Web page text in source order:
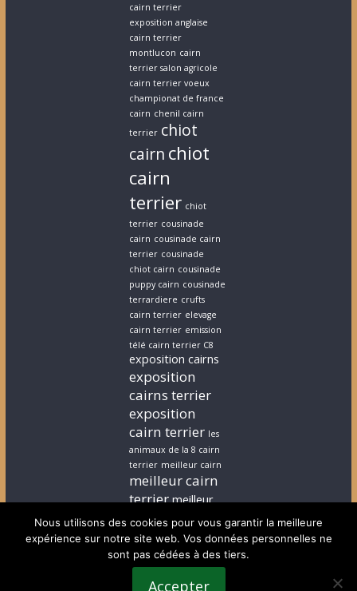
cairn terrier
exposition anglaise
cairn terrier
montlucon cairn
terrier salon agricole
cairn terrier voeux
championat de france
cairn chenil cairn
terrier chiot
cairn chiot
cairn
terrier chiot
terrier cousinade
cairn cousinade cairn
terrier cousinade
chiot cairn cousinade
puppy cairn cousinade
terrardiere crufts
cairn terrier elevage
cairn terrier emission
télé cairn terrier C8
exposition cairns
exposition
cairns terrier
exposition
cairn terrier les
animaux de la 8 cairn
terrier meilleur cairn
meilleur cairn
terrier meilleur
elevage cairn
terrier
stephanie
cairn terrier
stephanie
chiot cairn terrier
terrardiere voeux
Nous utilisons des cookies pour vous garantir la meilleure
expérience sur notre site web. Vos données personnelles ne
sont pas cédées à des tiers.
Accepter